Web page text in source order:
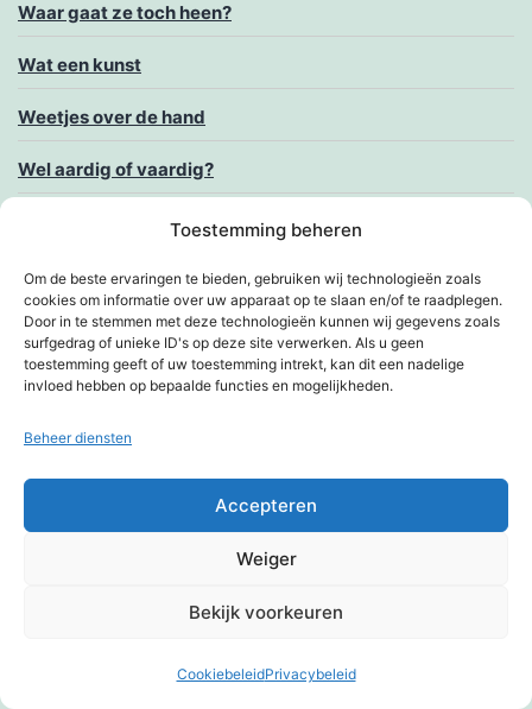
Toestemming beheren
Om de beste ervaringen te bieden, gebruiken wij technologieën zoals
cookies om informatie over uw apparaat op te slaan en/of te raadplegen.
Door in te stemmen met deze technologieën kunnen wij gegevens zoals
surfgedrag of unieke ID's op deze site verwerken. Als u geen
toestemming geeft of uw toestemming intrekt, kan dit een nadelige
invloed hebben op bepaalde functies en mogelijkheden.
Beheer diensten
Accepteren
Weiger
Bekijk voorkeuren
CookiebeleidPrivacybeleid
Waar gaat ze toch heen?
Wat een kunst
Weetjes over de hand
Wel aardig of vaardig?
Wijsheid begint met verwondering, meer over Socrates
Within temptation
Wortels goed voor ogen?
Zinvolle ontwikkeling
Zo baas zo hond?
Zoenen en zo
Zomertijd, het hoe en waarom
Donkere modus: